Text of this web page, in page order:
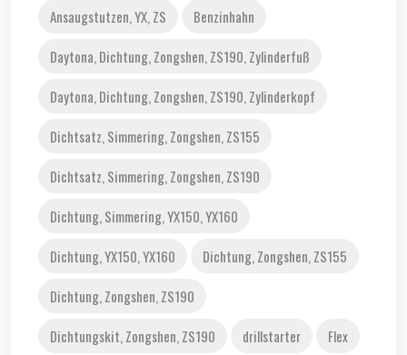
Ansaugstutzen, YX, ZS
Benzinhahn
Daytona, Dichtung, Zongshen, ZS190, Zylinderfuß
Daytona, Dichtung, Zongshen, ZS190, Zylinderkopf
Dichtsatz, Simmering, Zongshen, ZS155
Dichtsatz, Simmering, Zongshen, ZS190
Dichtung, Simmering, YX150, YX160
Dichtung, YX150, YX160
Dichtung, Zongshen, ZS155
Dichtung, Zongshen, ZS190
Dichtungskit, Zongshen, ZS190
drillstarter
Flex